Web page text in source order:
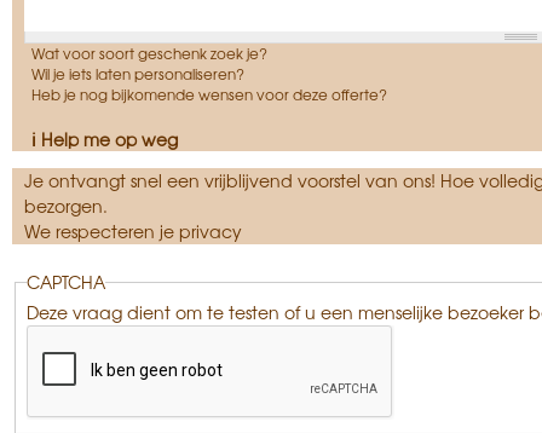
Wat voor soort geschenk zoek je?
Wil je iets laten personaliseren?
Heb je nog bijkomende wensen voor deze offerte?
ℹ Help me op weg
Je ontvangt snel een vrijblijvend voorstel van ons! Hoe
bezorgen.
We respecteren je privacy
CAPTCHA
Deze vraag dient om te testen of u een menselijke bezoeker